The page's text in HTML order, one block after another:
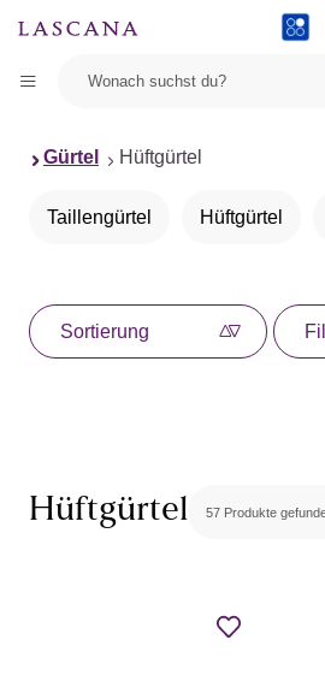
Gürtel Hüftgürtel
Taillengürtel Hüftgürtel
Sortierung
Hüftgürtel 57 Produkte